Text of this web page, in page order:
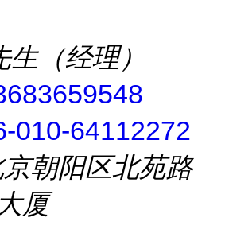
生（经理）
010-64112272
朝阳区北苑路
厦